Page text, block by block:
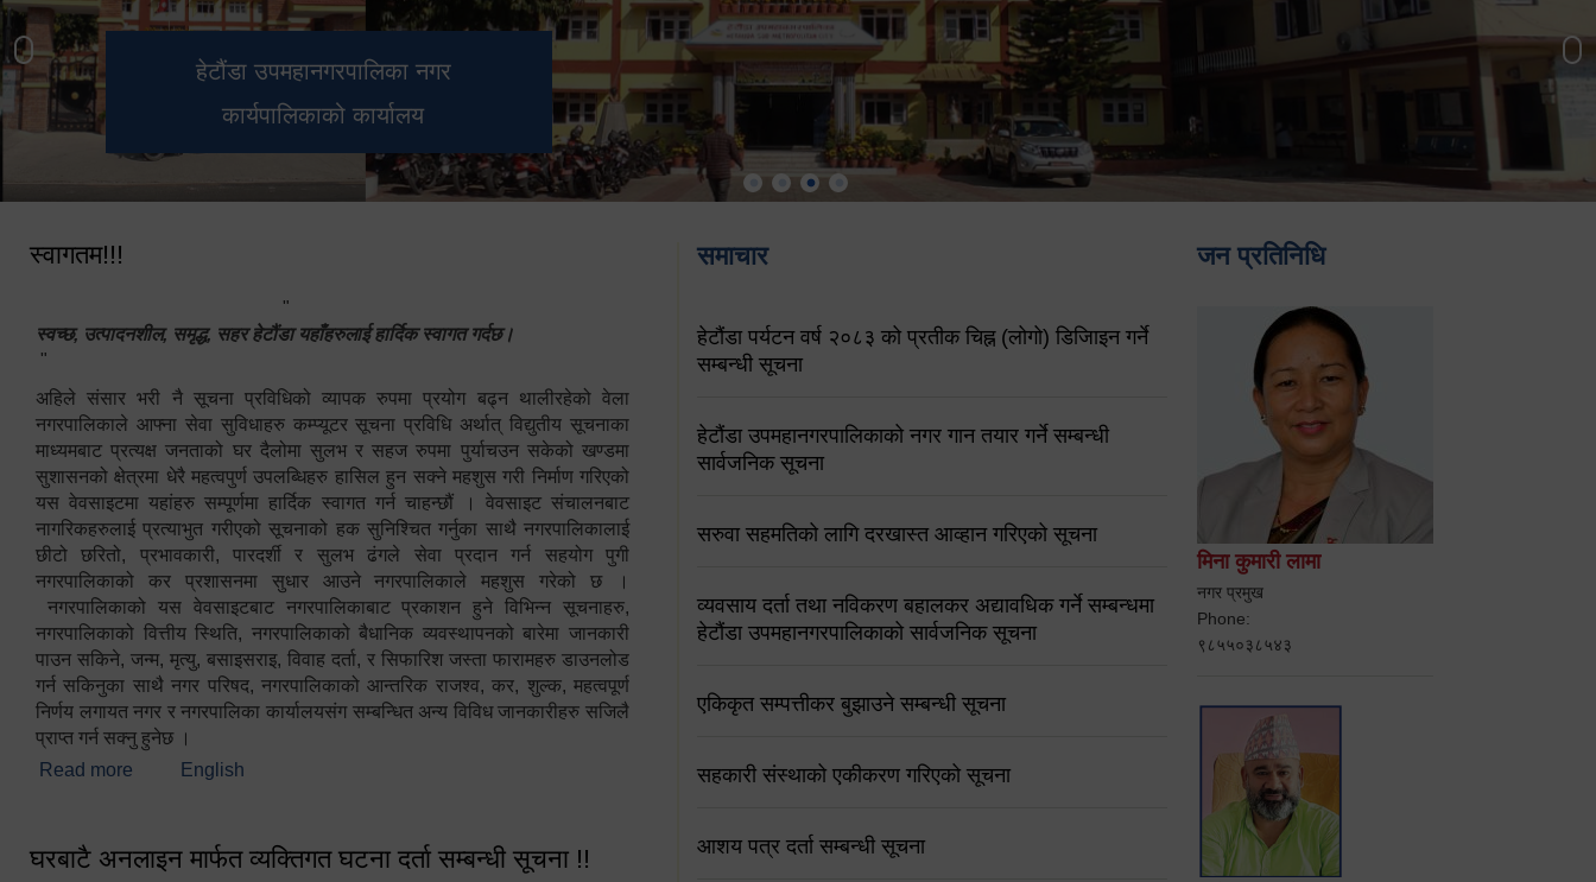
भुटनदेवी मन्दिर
स्मारक
हेटौंडा उपमहानगरपालिका नगर
कार्यपालिकाको कार्यालय
मनकामना डाँडाबाट देखिएको दृश्य
स्वागतम!!!
"
स्वच्छ, उत्पादनशील, समृद्ध, सहर हेटौंडा यहाँहरुलाई हार्दिक स्वागत गर्दछ।
"
अहिले संसार भरी नै सूचना प्रविधिको व्यापक रुपमा प्रयोग बढ्न थालीरहेको वेला
नगरपालिकाले आफ्ना सेवा सुविधाहरु कम्प्यूटर सूचना प्रविधि अर्थात् विद्युतीय सूचनाका
माध्यमबाट प्रत्यक्ष जनताको घर दैलोमा सुलभ र सहज रुपमा पुर्याचउन सकेको खण्डमा
सुशासनको क्षेत्रमा धेरै महत्वपुर्ण उपलब्धिहरु हासिल हुन सक्ने महशुस गरी निर्माण गरिएको
यस वेवसाइटमा यहांहरु सम्पूर्णमा हार्दिक स्वागत गर्न चाहन्छौं । वेवसाइट संचालनबाट
नागरिकहरुलाई प्रत्याभुत गरीएको सूचनाको हक सुनिश्चित गर्नुका साथै नगरपालिकालाई
छीटो छरितो, प्रभावकारी, पारदर्शी र सुलभ ढंगले सेवा प्रदान गर्न सहयोग पुगी
नगरपालिकाको कर प्रशासनमा सुधार आउने नगरपालिकाले महशुस गरेको छ ।
नगरपालिकाको यस वेवसाइटबाट नगरपालिकाबाट प्रकाशन हुने विभिन्न सूचनाहरु,
नगरपालिकाको वित्तीय स्थिति, नगरपालिकाको बैधानिक व्यवस्थापनको बारेमा जानकारी
पाउन सकिने, जन्म, मृत्यु, बसाइसराइ, विवाह दर्ता, र सिफारिश जस्ता फारामहरु डाउनलोड
गर्न सकिनुका साथै नगर परिषद, नगरपालिकाको आन्तरिक राजश्व, कर, शुल्क, महत्वपूर्ण
निर्णय लगायत नगर र नगरपालिका कार्यालयसंग सम्बन्धित अन्य विविध जानकारीहरु सजिलै
प्राप्त गर्न सक्नु हुनेछ ।
Read more about स्वागतम!!!
English
घरबाटै अनलाइन मार्फत व्यक्तिगत घटना दर्ता सम्बन्धी सूचना !!
समाचार
हेटौंडा पर्यटन वर्ष २०८३ को प्रतीक चिह्न (लोगो) डिजिाइन गर्ने
सम्बन्धी सूचना
हेटौंडा उपमहानगरपालिकाको नगर गान तयार गर्ने सम्बन्धी
सार्वजनिक सूचना
सरुवा सहमतिको लागि दरखास्त आव्हान गरिएको सूचना
व्यवसाय दर्ता तथा नविकरण बहालकर अद्यावधिक गर्ने सम्बन्धमा
हेटौंडा उपमहानगरपालिकाको सार्वजनिक सूचना
एकिकृत सम्पत्तीकर बुझाउने सम्बन्धी सूचना
सहकारी संस्थाको एकीकरण गरिएको सूचना
आशय पत्र दर्ता सम्बन्धी सूचना
जन प्रतिनिधि
मिना कुमारी लामा
नगर प्रमुख
Phone:
९८५५०३८५४३